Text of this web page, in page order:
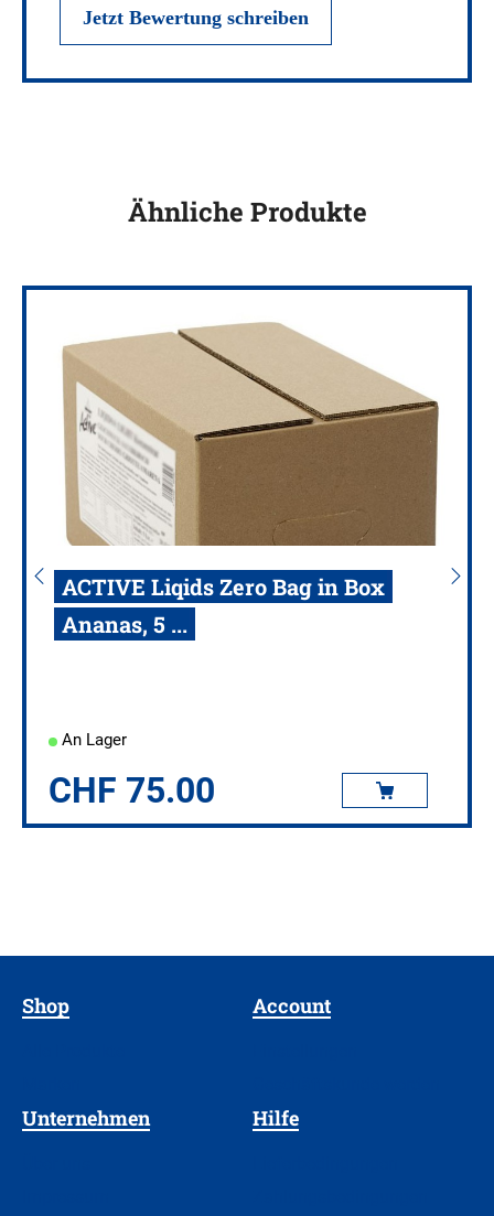
Ähnliche Produkte
ACTIVE Liqids Zero Bag in Box
Ananas, 5 ...
An Lager
CHF 75.00
Shop Account
Unternehmen Hilfe